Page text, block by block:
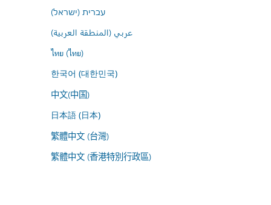
עברית (ישראל)
عربي (المنطقة العربية)
ไทย (ไทย)
한국어 (대한민국)
中文(中国)
日本語 (日本)
繁體中文 (台灣)
繁體中文 (香港特別行政區)